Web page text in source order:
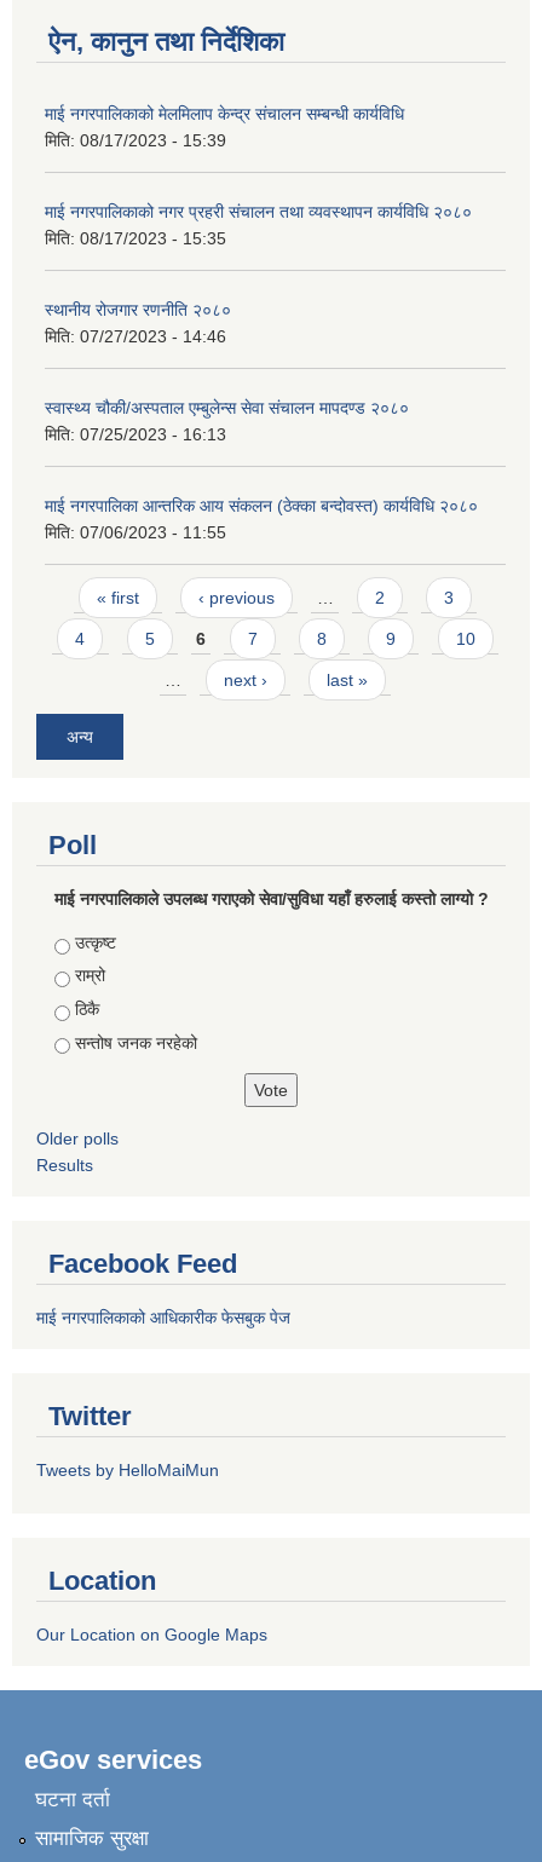
ऐन, कानुन तथा निर्देशिका
माई नगरपालिकाको मेलमिलाप केन्द्र संचालन सम्बन्धी कार्यविधि
मिति: 08/17/2023 - 15:39
माई नगरपालिकाको नगर प्रहरी संचालन तथा व्यवस्थापन कार्यविधि २०८०
मिति: 08/17/2023 - 15:35
स्थानीय रोजगार रणनीति २०८०
मिति: 07/27/2023 - 14:46
स्वास्थ्य चौकी/अस्पताल एम्बुलेन्स सेवा संचालन मापदण्ड २०८०
मिति: 07/25/2023 - 16:13
माई नगरपालिका आन्तरिक आय संकलन (ठेक्का बन्दोवस्त) कार्यविधि २०८०
मिति: 07/06/2023 - 11:55
Pages
« first ‹ previous … 2 3
4 5 6 7 8 9 10
… next › last »
अन्य
Poll
माई नगरपालिकाले उपलब्ध गराएको सेवा/सुविधा यहाँ हरुलाई कस्तो लाग्यो ?
Choices
उत्कृष्ट
राम्रो
ठिकै
सन्तोष जनक नरहेको
Older polls
Results
Facebook Feed
माई नगरपालिकाको आधिकारीक फेसबुक पेज
Twitter
Tweets by HelloMaiMun
Location
Our Location on Google Maps
eGov services
घटना दर्ता
सामाजिक सुरक्षा